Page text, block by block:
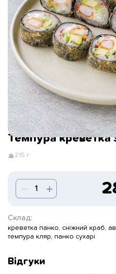
Темпура креветка
215 г
Склад:
креветка панко, сніжний краб,
темпура кляр, панко сухарі
Відгуки